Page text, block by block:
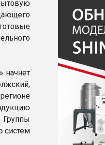
начнет
систем